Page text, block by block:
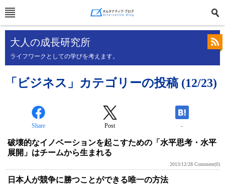
大人の成長研究所
ライフワークとしての学びを考えます。
「ビジネス」カテゴリーの投稿 (12/23)
Share Post -
破壊的なイノベーションを起こすための「水平思考・水平
展開」はチームから生まれる
2013/12/28 Comment(0)
日本人が競争に勝つことができる唯一の方法